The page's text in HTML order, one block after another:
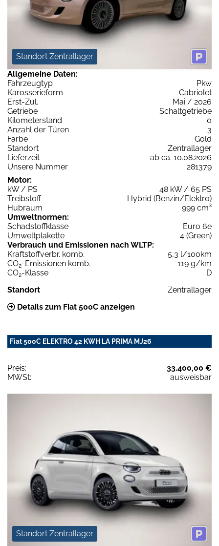
Standort Zentrallager
Allgemeine Daten:
Fahrzeugtyp
Pkw
Karosserieform
Cabriolet
Erst-Zul.
Mai / 2026
Getriebe
Schaltgetriebe
Kilometerstand
0
Anzahl der Türen
3
Farbe
Gold
Standort
Zentrallager
Lieferzeit
ab ca. 10.08.2026
Unsere Nummer
281379
Motor:
kW / PS
48 kW / 65 PS
Treibstoff
Hybrid (Benzin/Elektro)
Hubraum
999 cm³
Umweltnormen:
Schadstoffklasse
Euro 6e
Umweltplakette
4 (Green)
Verbrauch und Emissionen nach WLTP:
Kraftstoffverbr. komb.
5,3 l/100km
CO2-Emissionen komb.
119 g/km
CO2-Klasse
D
Standort
Zentrallager
Details zum Fiat 500C anzeigen
Fiat 500C ELEKTRO 42 KWH LA PRIMA MJ26
Preis:
33.400,00 €
MWSt:
ausweisbar
Standort Zentrallager